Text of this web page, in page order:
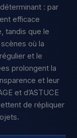
: par
efficace
tandis que le
où la
et le
prolongent la
et leur
et d’ASTUCE
de répliquer